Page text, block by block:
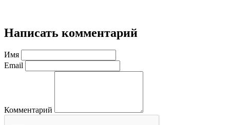
Написать комментарий
Имя
Email
Комментарий